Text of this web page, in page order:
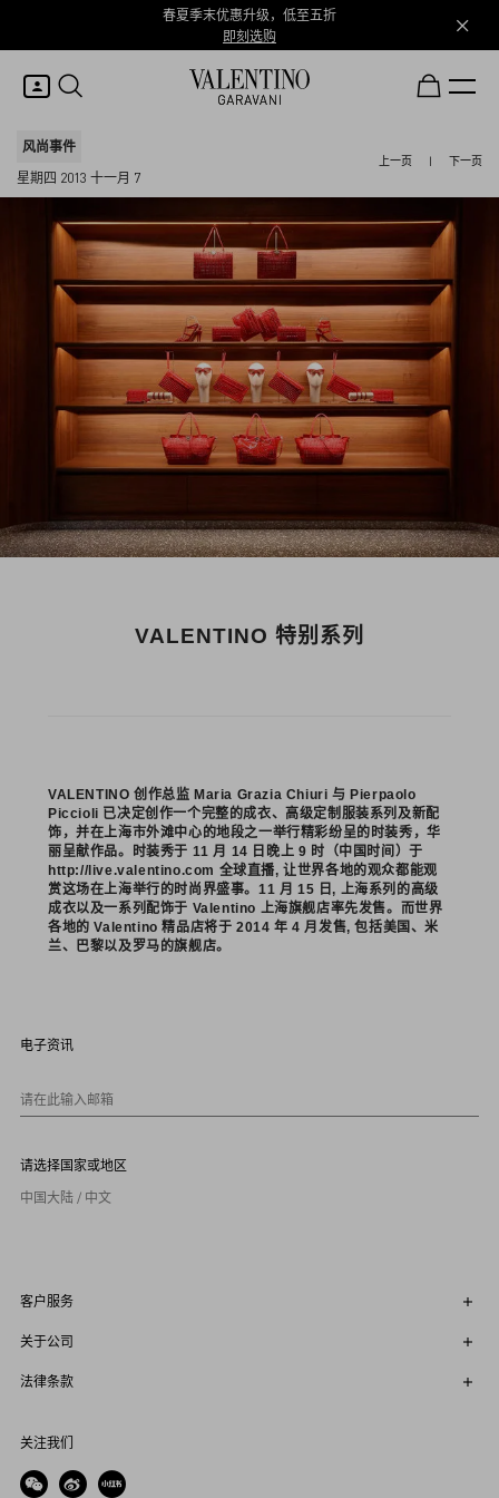
春夏季末优惠升级，低至五折
即刻选购
我的账户
登录或注册
风尚事件
星期四 2013 十一月 7
上一页 | 下一页
VALENTINO 特别系列
VALENTINO 创作总监 Maria Grazia Chiuri 与 Pierpaolo
Piccioli 已决定创作一个完整的成衣、高级定制服装系列及新配
饰，并在上海市外滩中心的地段之一举行精彩纷呈的时装秀，华
丽呈献作品。时装秀于 11 月 14 日晚上 9 时（中国时间）于
http://live.valentino.com 全球直播, 让世界各地的观众都能观
赏这场在上海举行的时尚界盛事。11 月 15 日, 上海系列的高级
成衣以及一系列配饰于 Valentino 上海旗舰店率先发售。而世界
各地的 Valentino 精品店将于 2014 年 4 月发售, 包括美国、米
兰、巴黎以及罗马的旗舰店。
电子资讯
请在此输入邮箱
请选择国家或地区
中国大陆 / 中文
客户服务
关于公司
法律条款
关注我们